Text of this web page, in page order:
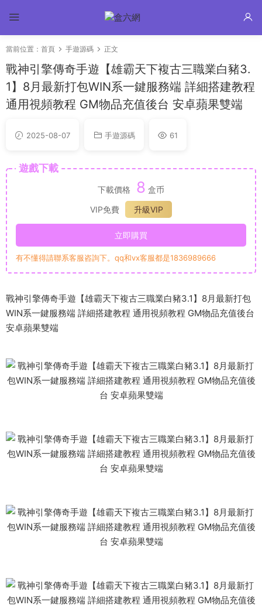
當前位置： 首頁 手遊源碼 正文
戰神引擎傳奇手遊【雄霸天下複古三職業白豬3.
1】8月最新打包WIN系一鍵服務端 詳細搭建教程
通用視頻教程 GM物品充值後台 安卓蘋果雙端
2025-08-07 手遊源碼 61
遊戲下載
下載價格 8 盒币
VIP免費
升級VIP
立即購買
有不懂得請聯系客服咨詢下。qq和vx客服都是1836989666
戰神引擎傳奇手遊【雄霸天下複古三職業白豬3.1】8月最新打包
WIN系一鍵服務端 詳細搭建教程 通用視頻教程 GM物品充值後台
安卓蘋果雙端